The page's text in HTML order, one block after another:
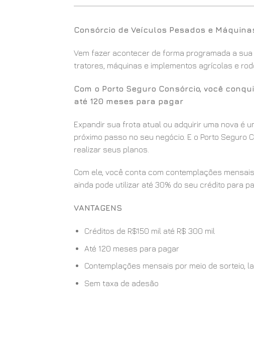
Consórcio de Veículos Pesados e
Vem fazer acontecer de forma programada a
tratores, máquinas e implementos agrícolas e
Com o Porto Seguro Consórcio, você
até 120 meses para pagar
Expandir sua frota atual ou adquirir uma nova é
próximo passo no seu negócio. E o Porto Seguro
realizar seus planos.
Com ele, você conta com contemplações
ainda pode utilizar até 30% do seu crédito para
VANTAGENS
Créditos de R$150 mil até R$ 300 mil
Até 120 meses para pagar
Contemplações mensais por meio de sorteio,
Sem taxa de adesão